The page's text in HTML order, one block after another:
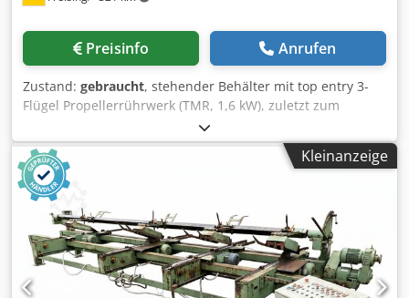
Preisinfo Anrufen
Zustand: gebraucht, stehender Behälter mit top entry 3-
Flügel Propellerrührwerk (TMR, 1,6 kW), zuletzt zum
Anrühren von Kieselgur eingesetzt. Maschine (Zusatz):
stehender Rührwerksbehälter Volumen ca.: 1500 l
Leistung: 1,6 kW Länge: 1100 mm Breite: 1100 mm Dcsdpfx
Ahezi Aquo Tok Höhe: 2200 mm Lage / Position: auf 4
Füßen stehend Basiskonstruktion: zylindrischer Tank mit
Klöpperböden Ausstattung: Rührwerk; Mannloch auf der
Oberseite; Schaltschrank
Kleinanzeige